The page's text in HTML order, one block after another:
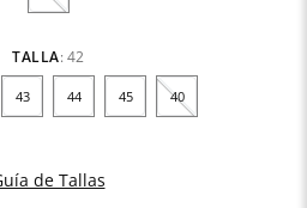
TALLA: 42
40
43 44 45
de Tallas